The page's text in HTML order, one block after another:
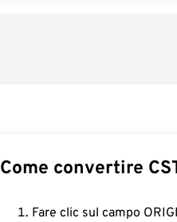
Come convertire
Fare clic sul campo